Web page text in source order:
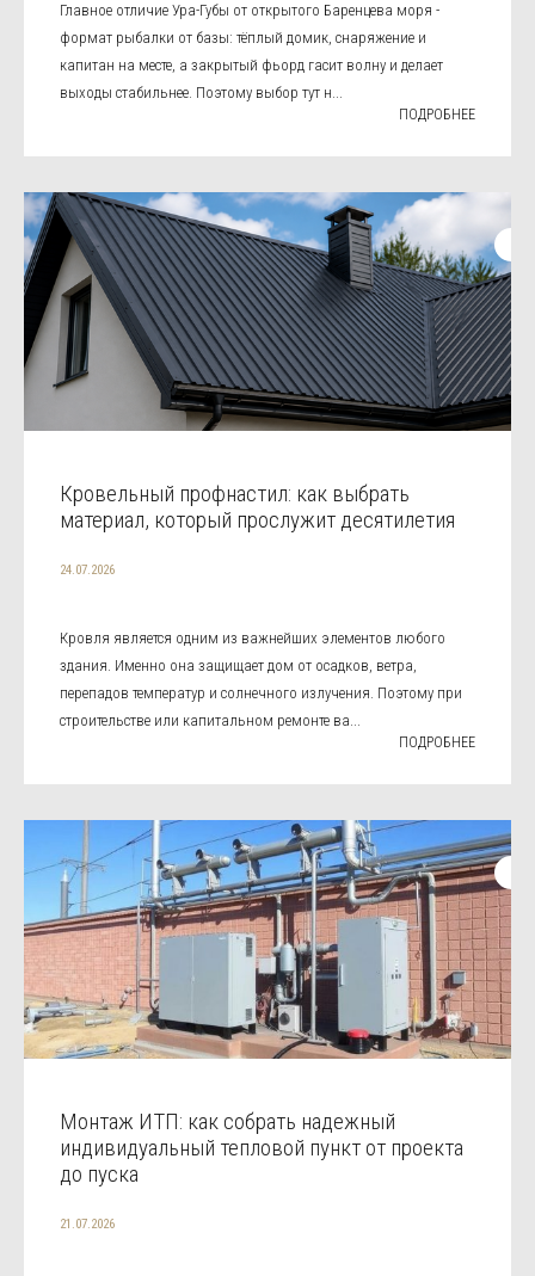
Главное отличие Ура-Губы от открытого Баренцева моря -
формат рыбалки от базы: тёплый домик, снаряжение и
капитан на месте, а закрытый фьорд гасит волну и делает
выходы стабильнее. Поэтому выбор тут н...
ПОДРОБНЕЕ
Кровельный профнастил: как выбрать
материал, который прослужит десятилетия
24.07.2026
Кровля является одним из важнейших элементов любого
здания. Именно она защищает дом от осадков, ветра,
перепадов температур и солнечного излучения. Поэтому при
строительстве или капитальном ремонте ва...
ПОДРОБНЕЕ
Монтаж ИТП: как собрать надежный
индивидуальный тепловой пункт от проекта
до пуска
21.07.2026